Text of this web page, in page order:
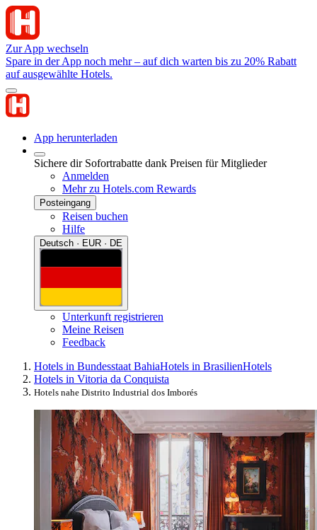
Zur App wechseln
Spare in der App noch mehr – auf dich warten bis zu 20% Rabatt
auf ausgewählte Hotels.
App herunterladen
Sichere dir Sofortrabatte dank Preisen für Mitglieder
Anmelden
Mehr zu Hotels.com Rewards
Posteingang
Reisen buchen
Hilfe
Deutsch · EUR · DE
Unterkunft registrieren
Meine Reisen
Feedback
Hotels in Bundesstaat BahiaHotels in BrasilienHotels
Hotels in Vitoria da Conquista
Hotels nahe Distrito Industrial dos Imborés